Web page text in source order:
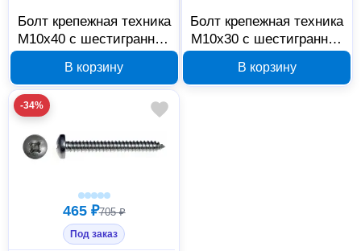
Болт крепежная техника
М10x40 с шестигранной
70 600032
В корзину
Болт крепежная техника
М10x30 с шестигранной
70 600028
В корзину
-34%
465 ₽705 ₽
Под заказ